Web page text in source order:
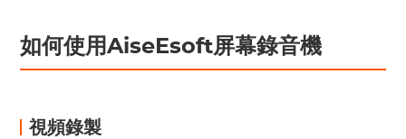
如何使用AiseEsoft屏幕錄音機
視頻錄製